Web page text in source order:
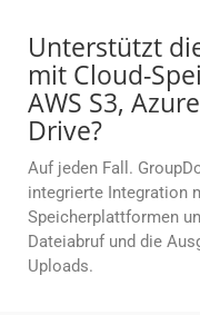
Unterstützt
mit Cloud-
AWS S3,
Drive?
Auf jeden Fall.
integrierte Integration
Speicherplattformen
Dateiabruf und die
Uploads.